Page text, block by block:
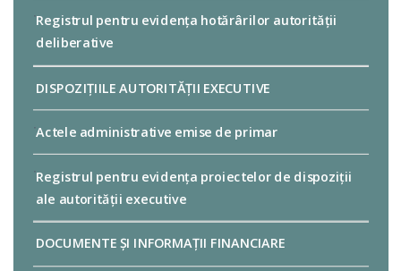
Registrul pentru evidența hotărârilor autorității
deliberative
DISPOZIȚIILE AUTORITĂȚII EXECUTIVE
Actele administrative emise de primar
Registrul pentru evidența proiectelor de dispoziții
ale autorității executive
DOCUMENTE ȘI INFORMAȚII FINANCIARE